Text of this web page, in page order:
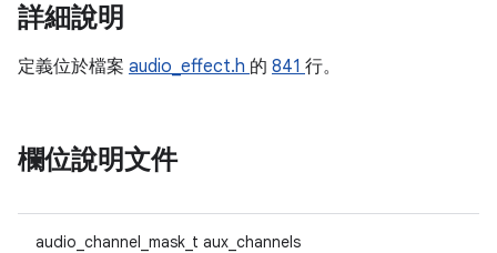
詳細說明
定義位於檔案 audio_effect.h 的 841 行。
欄位說明文件
audio_channel_mask_t aux_channels